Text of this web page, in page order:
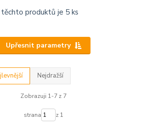
produktů je 5 ks
Upřesnit parametry
Nejdražší
Zobrazuji 1-7 z 7
strana z 1